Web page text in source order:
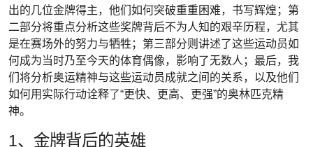
出的几位金牌得主，他们如何突破重重困难，书写辉煌；第
二部分将重点分析这些奖牌背后不为人知的艰辛历程，尤其
是在赛场外的努力与牺牲；第三部分则讲述了这些运动员如
何成为当时乃至今天的体育偶像，影响了无数人；最后，我
们将分析奥运精神与这些运动员成就之间的关系，以及他们
如何用实际行动诠释了“更快、更高、更强”的奥林匹克精
神。
1、金牌背后的英雄